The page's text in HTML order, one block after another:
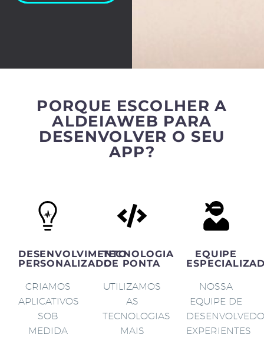
PORQUE ESCOLHER A
ALDEIAWEB PARA
DESENVOLVER O SEU
APP?
DESENVOLVIMENTO
PERSONALIZADO
CRIAMOS
APLICATIVOS
SOB
MEDIDA
TECNOLOGIA
DE PONTA
UTILIZAMOS
AS
TECNOLOGIAS
MAIS
EQUIPE
NOSSA
EQUIPE DE
EXPERIENTES